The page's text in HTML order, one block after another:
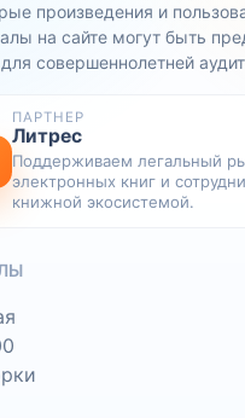
произведения и
на сайте могут быть
совершеннолетней
ПАРТНЕР
Литрес
Поддерживаем легальный
электронных книг и
книжной экосистемой.